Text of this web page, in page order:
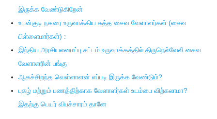
இருக்க வேண்டுகிறேன்
உடன்குடி நகரை உருவாக்கிய சுத்த சைவ வேளாளர்கள் (சைவ
பிள்ளைமார்கள்) :
இந்திய அரசியலமைப்பு சட்டம் உருவாக்கத்தில் திருநெல்வேலி சைவ
வேளாளரின் பங்கு
ஆகச்சிறந்த வெள்ளாளன் எப்படி இருக்க வேண்டும்?
புகழ் மற்றும் பணத்திற்காக வேளாளர்கள் உடம்பை விற்கலாமா?
இதற்கு பெயர் விபச்சாரம் தானே